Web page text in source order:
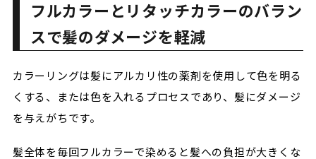
フルカラーとリタッチカラーのバラン
スで髪のダメージを軽減
カラーリングは髪にアルカリ性の薬剤を使用して色を明る
くする、または色を入れるプロセスであり、髪にダメージ
を与えがちです。
髪全体を毎回フルカラーで染めると髪への負担が大きくな